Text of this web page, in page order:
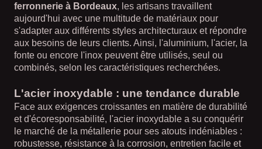
ferronnerie à Bordeaux, les artisans travaillent
aujourd'hui avec une multitude de matériaux pour
s'adapter aux différents styles architecturaux et répondre
aux besoins de leurs clients. Ainsi, l'aluminium, l'acier, la
fonte ou encore l'inox peuvent être utilisés, seul ou
combinés, selon les caractéristiques recherchées.
L'acier inoxydable : une tendance durable
Face aux exigences croissantes en matière de durabilité
et d'écoresponsabilité, l'acier inoxydable a su conquérir
le marché de la métallerie pour ses atouts indéniables :
robustesse, résistance à la corrosion, entretien facile et